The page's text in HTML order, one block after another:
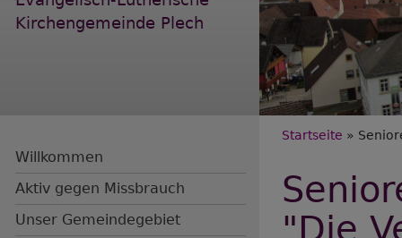
Kirchengemeinde Plech
Willkommen
Aktiv gegen Missbrauch
Unser Gemeindegebiet
Startseite
"Die